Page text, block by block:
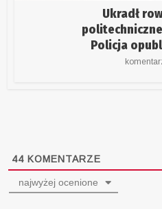
Ukradł
Policja
44 KOMENTARZE
najwyżej ocenione